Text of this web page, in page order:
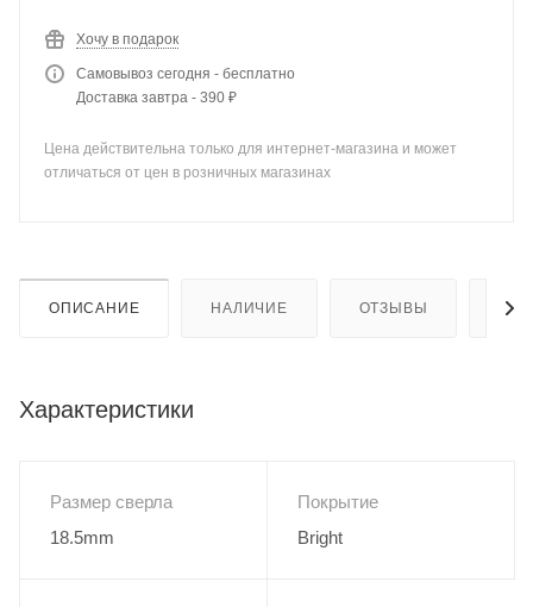
Хочу в подарок
Самовывоз сегодня - бесплатно
Доставка завтра - 390 ₽
Цена действительна только для интернет-магазина и может
отличаться от цен в розничных магазинах
ОПИСАНИЕ НАЛИЧИЕ ОТЗЫВЫ
Характеристики
Размер сверла
18.5mm
Покрытие
Bright